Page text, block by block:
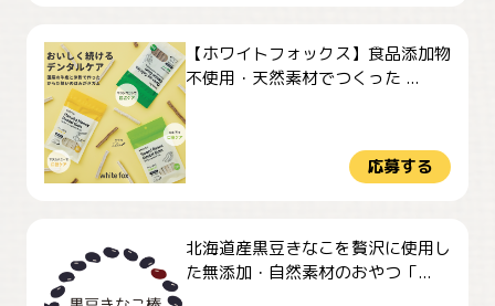
【ホワイトフォックス】食品添加物
不使用・天然素材でつくった ...
応募する
北海道産黒豆きなこを贅沢に使用し
た無添加・自然素材のおやつ「...